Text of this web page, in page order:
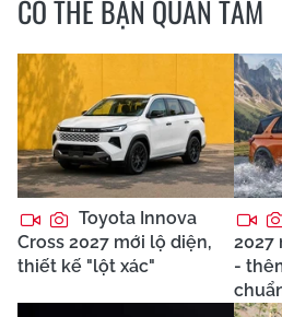
CÓ THỂ BẠN QUAN TÂM
Toyota Innova
Cross 2027 mới lộ diện,
thiết kế "lột xác"
2027
-